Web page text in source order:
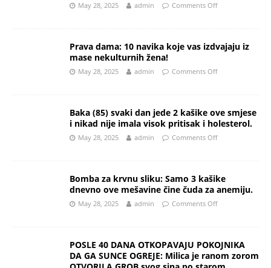
May 28, 2025 admin Comments Off
Prava dama: 10 navika koje vas izdvajaju iz
mase nekulturnih žena!
May 28, 2025 admin Comments Off
Baka (85) svaki dan jede 2 kašike ove smjese
i nikad nije imala visok pritisak i holesterol.
May 28, 2025 admin Comments Off
Bomba za krvnu sliku: Samo 3 kašike
dnevno ove mešavine čine čuda za anemiju.
May 28, 2025 admin Comments Off
POSLE 40 DANA OTKOPAVAJU POKOJNIKA
DA GA SUNCE OGREJE: Milica je ranom zorom